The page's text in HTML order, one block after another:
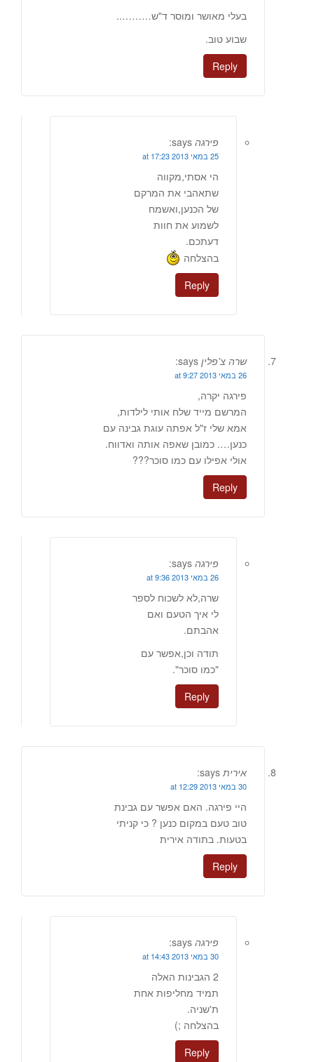
בעלי מאושר ומוסר ד"ש………..
שבוע טוב.
Reply
פירגה says:
25 במאי 2013 at 17:23
הי אסתי,מקווה
שתאהבי את המרקם
של הכנען,ואשמח
לשמוע את חוות
דעתכם.
בהצלחה
Reply
שרה צ'פלין says:
26 במאי 2013 at 9:27
פירגה יקרה,
המרשם מייד שלח אותי לילדות,
אמא שלי ז"ל אפתה עוגת גבינה עם
כנען…. כמובן שאפה אותה ואדווח.
אולי אפילו עם כמו סוכר???
Reply
פירגה says:
26 במאי 2013 at 9:36
שרה,לא לשכוח לספר
לי איך הטעם ואם
אהבתם.
תודה וכן,אפשר עם
"כמו סוכר".
Reply
אירית says:
30 במאי 2013 at 12:29
היי פירגה. האם אפשר עם גבינת
טוב טעם במקום כנען ? כי קניתי
בטעות. בתודה אירית
Reply
פירגה says:
30 במאי 2013 at 14:43
2 הגבינות האלה
תמיד מחליפות אחת
ת'שניה.
בהצלחה ;)
Reply